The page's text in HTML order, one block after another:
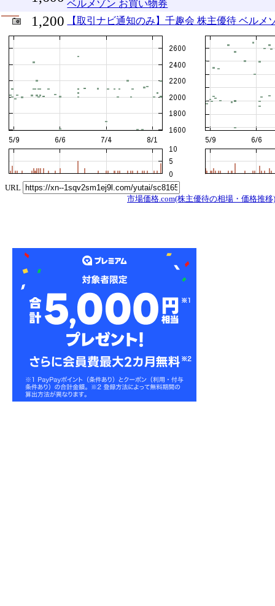
ベルメゾン お買い物券
1,200 【取引ナビ通知のみ】千趣会 株主優待 ベルメ
URL
市場価格.com(株主優待の相場・価格推移)